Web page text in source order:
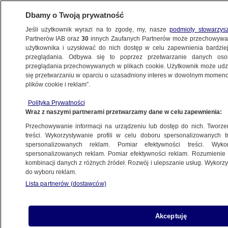
POLSKA
przed komisją etyki PiS. Komentarz byłego
premiera
27.02.2026, 16:18
Posłuchaj artykułu
Czyta lektor AI
Dbamy o Twoją prywatność
Jeśli użytkownik wyrazi na to zgodę, my, naszepodmioty
Partnerów IAB oraz30 innych Zaufanych Partnerów może
użytkownika i uzyskiwać do nich dostęp w celu zapewnienia
przeglądania. Odbywa się to poprzez przetwarzanie danych
przeglądania przechowywanych w plikach cookie. Użytkownik może
się przetwarzaniu w oparciu o uzasadniony interes w dowolnym
plików cookie i reklam”.
Polityka Prywatności
Wraz z naszymi partnerami przetwarzamy dane w celu zapewnienia:
Przechowywanie informacji na urządzeniu lub dostęp do nich.
treści. Wykorzystywanie profili w celu doboru spersonalizowanych
spersonalizowanych reklam. Pomiar efektywności treści.
spersonalizowanych reklam. Pomiar efektywności reklam.
kombinacji danych z różnych źródeł. Rozwój i ulepszanie usług.
do wyboru reklam.
Lista partnerów (dostawców)
Akceptuję